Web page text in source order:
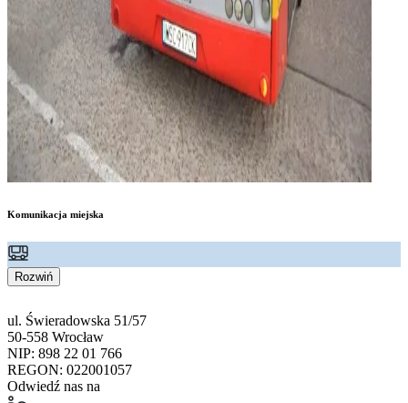
Komunikacja miejska
Rozwiń
ul. Świeradowska 51/57
50-558 Wrocław
NIP: 898 22 01 766
REGON: 022001057
Odwiedź nas na